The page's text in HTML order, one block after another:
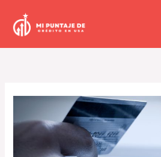
contenido